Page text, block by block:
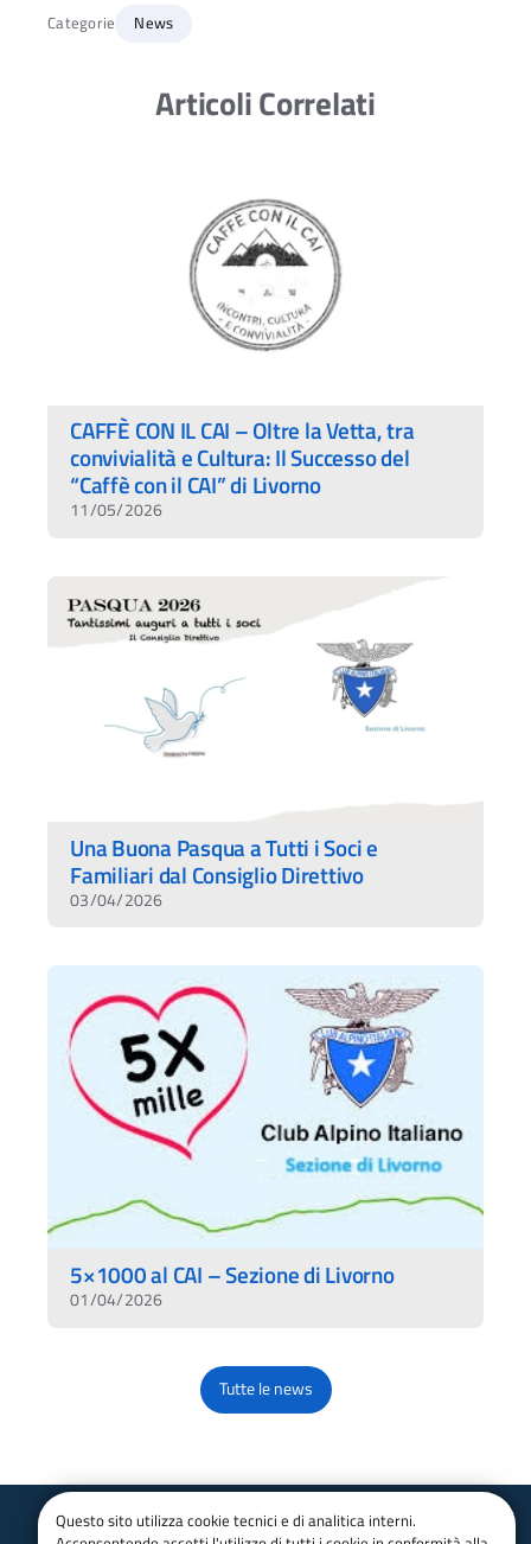
Categorie News
Articoli Correlati
CAFFÈ CON IL CAI – Oltre la Vetta, tra
convivialità e Cultura: Il Successo del
“Caffè con il CAI” di Livorno
11/05/2026
Una Buona Pasqua a Tutti i Soci e
Familiari dal Consiglio Direttivo
03/04/2026
5×1000 al CAI – Sezione di Livorno
01/04/2026
Tutte le news
Questo sito utilizza cookie tecnici e di analitica interni.